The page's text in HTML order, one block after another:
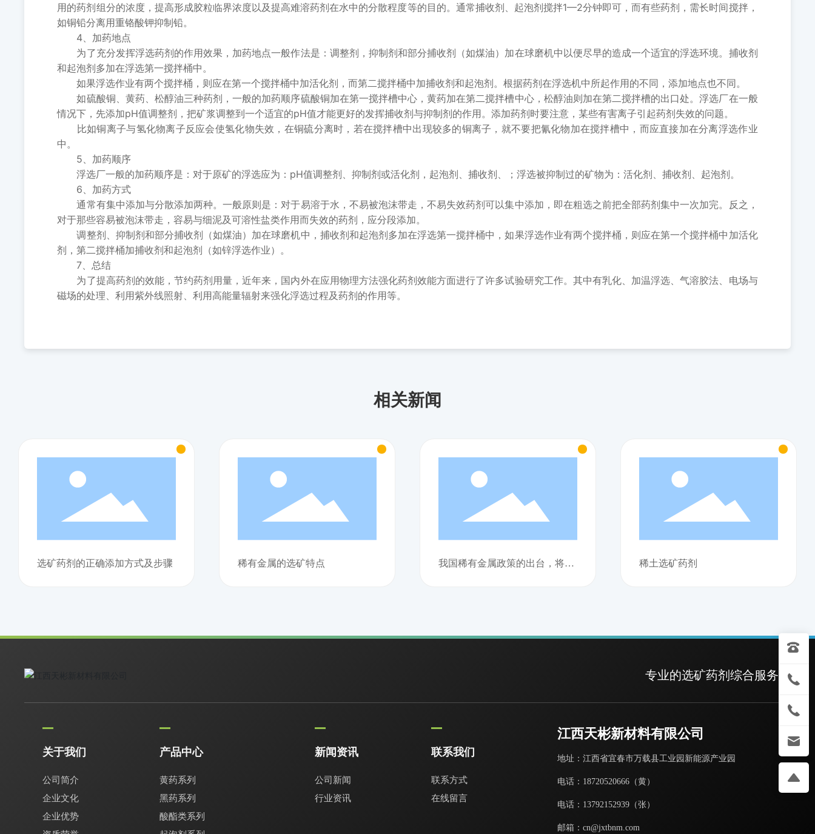
用的药剂组分的浓度，提高形成胶粒临界浓度以及提高难溶药剂在水中的分散程度等的目的。通常捕收剂、起泡剂搅拌1—2分钟即可，而有些药剂，需长时间搅拌，
如铜铅分离用重铬酸钾抑制铅。
4、加药地点
为了充分发挥浮选药剂的作用效果，加药地点一般作法是：调整剂，抑制剂和部分捕收剂（如煤油）加在球磨机中以便尽早的造成一个适宜的浮选环境。捕收剂
和起泡剂多加在浮选第一搅拌桶中。
如果浮选作业有两个搅拌桶，则应在第一个搅拌桶中加活化剂，而第二搅拌桶中加捕收剂和起泡剂。根据药剂在浮选机中所起作用的不同，添加地点也不同。
如硫酸铜、黄药、松醇油三种药剂，一般的加药顺序硫酸铜加在第一搅拌槽中心，黄药加在第二搅拌槽中心，松醇油则加在第二搅拌槽的出口处。浮选厂在一般
情况下，先添加pH值调整剂，把矿浆调整到一个适宜的pH值才能更好的发挥捕收剂与抑制剂的作用。添加药剂时要注意，某些有害离子引起药剂失效的问题。
比如铜离子与氢化物离子反应会使氢化物失效，在铜硫分离时，若在搅拌槽中出现较多的铜离子，就不要把氰化物加在搅拌槽中，而应直接加在分离浮选作业
中。
5、加药顺序
浮选厂一般的加药顺序是：对于原矿的浮选应为：pH值调整剂、抑制剂或活化剂，起泡剂、捕收剂、；浮选被抑制过的矿物为：活化剂、捕收剂、起泡剂。
6、加药方式
通常有集中添加与分散添加两种。一般原则是：对于易溶于水，不易被泡沫带走，不易失效药剂可以集中添加，即在粗选之前把全部药剂集中一次加完。反之，
对于那些容易被泡沫带走，容易与细泥及可溶性盐类作用而失效的药剂，应分段添加。
调整剂、抑制剂和部分捕收剂（如煤油）加在球磨机中，捕收剂和起泡剂多加在浮选第一搅拌桶中，如果浮选作业有两个搅拌桶，则应在第一个搅拌桶中加活化
剂，第二搅拌桶加捕收剂和起泡剂（如锌浮选作业）。
7、总结
为了提高药剂的效能，节约药剂用量，近年来，国内外在应用物理方法强化药剂效能方面进行了许多试验研究工作。其中有乳化、加温浮选、气溶胶法、电场与
磁场的处理、利用紫外线照射、利用高能量辐射来强化浮选过程及药剂的作用等。
相关新闻
选矿药剂的正确添加方式及步骤 稀有金属的选矿特点
我国稀有金属政策的出台，将9
稀土选矿药剂
专业的选矿药剂综合服务商
关于我们
公司简介
企业文化
企业优势
产品中心
黄药系列
黑药系列
酸酯类系列
新闻资讯
公司新闻
行业资讯
联系我们
联系方式
在线留言
江西天彬新材料有限公司
地址：江西省宜春市万载县工业园新能源产业园
电话： 18720520666（黄）
电话： 13792152939（张）
邮箱： cn@jxtbnm.com